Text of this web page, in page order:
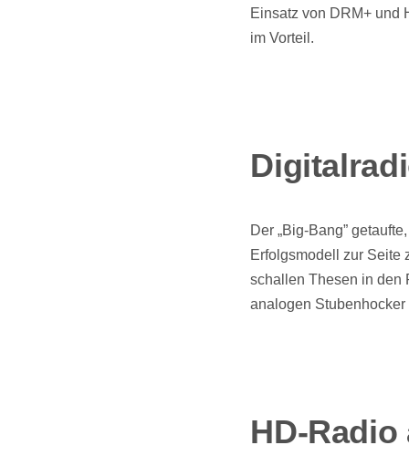
Einsatz von DRM+ und
im Vorteil.
Der „Big-Bang”
Erfolgsmodell zur Seite
schallen Thesen in den
analogen Stubenhocker
HD-